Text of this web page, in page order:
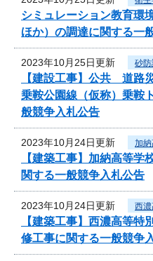
シミュレーション教育環
ほか）の調達に関する一
2023年10月25日更新 砂
【建設工事】公共 道路
乗鞍公園線（仮称）乗鞍
般競争入札公告
2023年10月24日更新 加
【建築工事】加納高等
関する一般競争入札公告
2023年10月24日更新 西
【建築工事】西濃高等
修工事に関する一般競争